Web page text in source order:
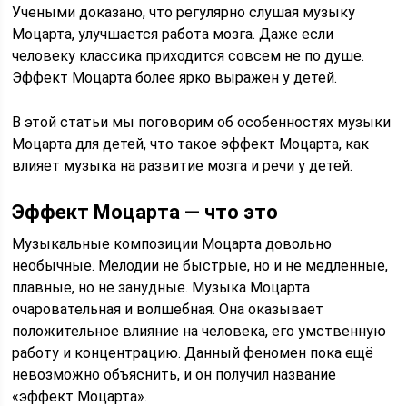
Учеными доказано, что регулярно слушая музыку
Моцарта, улучшается работа мозга. Даже если
человеку классика приходится совсем не по душе.
Эффект Моцарта более ярко выражен у детей.
В этой статьи мы поговорим об особенностях музыки
Моцарта для детей, что такое эффект Моцарта, как
влияет музыка на развитие мозга и речи у детей.
Эффект Моцарта — что это
Музыкальные композиции Моцарта довольно
необычные. Мелодии не быстрые, но и не медленные,
плавные, но не занудные. Музыка Моцарта
очаровательная и волшебная. Она оказывает
положительное влияние на человека, его умственную
работу и концентрацию. Данный феномен пока ещё
невозможно объяснить, и он получил название
«эффект Моцарта».